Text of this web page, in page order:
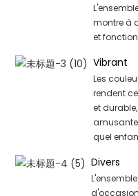
montre à
et
Vibrant
Les
rendent
et
quel
Divers